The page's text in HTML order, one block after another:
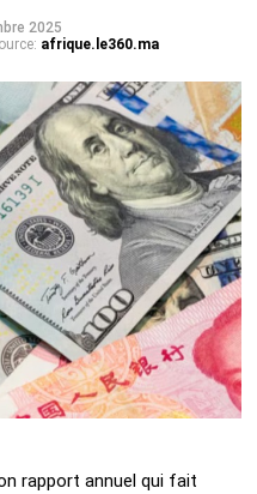
2025
afrique.le360.ma
rapport annuel qui fait